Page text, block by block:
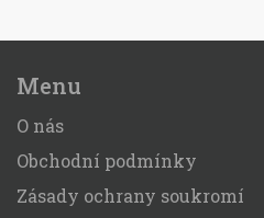
Menu
O nás
Obchodní podmínky
Zásady ochrany soukromí